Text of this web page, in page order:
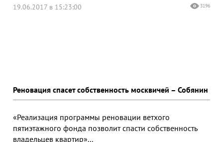
19.06.2017 в 15:23:00 3196
Реновация спасет собственность москвичей – Собянин
«Реализация программы реновации ветхого
пятиэтажного фонда позволит спасти собственность
владельцев квартир»...